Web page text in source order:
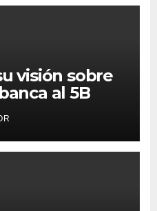
visión sobre
al 5B